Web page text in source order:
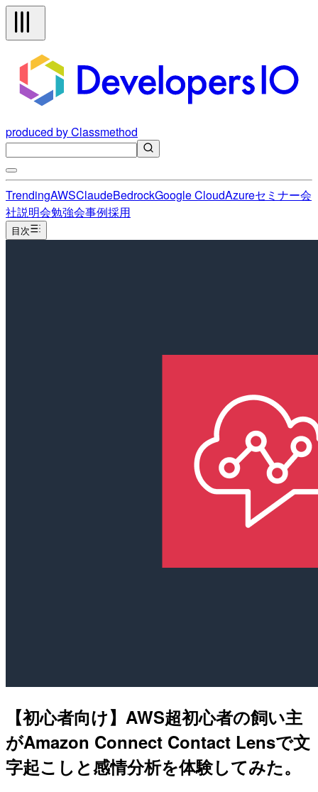
produced by Classmethod
TrendingAWSClaudeBedrockGoogle CloudAzureセミナー会
社説明会勉強会事例採用
目次
【初心者向け】AWS超初心者の飼い主
がAmazon Connect Contact Lensで文
字起こしと感情分析を体験してみた。